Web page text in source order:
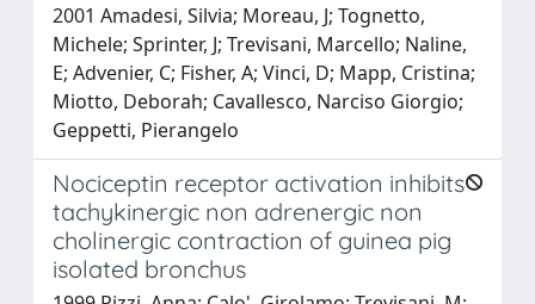
2001 Amadesi, Silvia; Moreau, J; Tognetto,
Michele; Sprinter, J; Trevisani, Marcello; Naline,
E; Advenier, C; Fisher, A; Vinci, D; Mapp, Cristina;
Miotto, Deborah; Cavallesco, Narciso Giorgio;
Geppetti, Pierangelo
Nociceptin receptor activation inhibits
tachykinergic non adrenergic non
cholinergic contraction of guinea pig
isolated bronchus